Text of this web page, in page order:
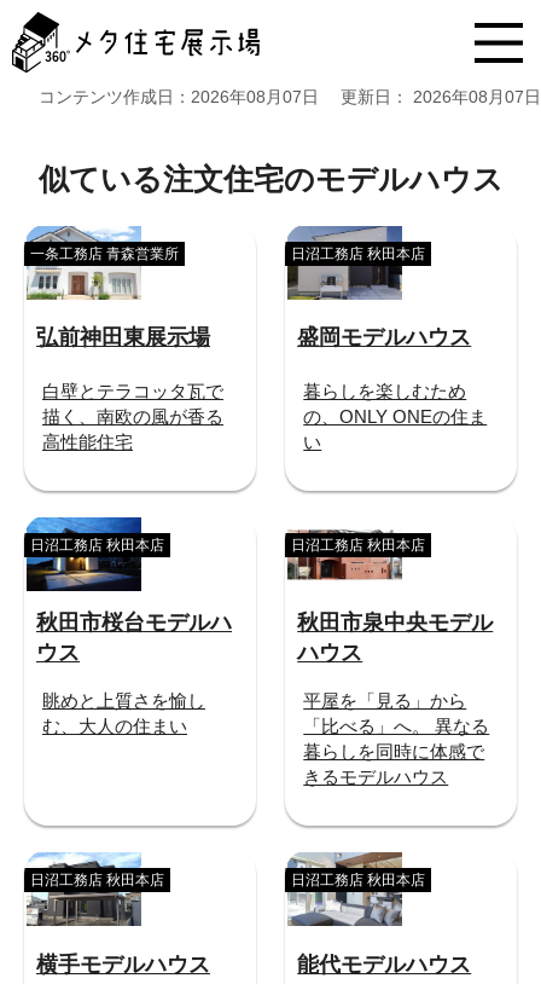
タ
住
コンテンツ作成日： 2026年08月07日 更新日： 2026年08月07日
似ている注文住宅のモデルハウス
弘前神田東展示場
一条工務店 青森営業所
白壁とテラコッタ瓦で
描く、南欧の風が香る
高性能住宅
盛岡モデルハウス
日沼工務店 秋田本店
暮らしを楽しむため
の、ONLY ONEの住ま
い
秋田市桜台モデルハ
ウス
日沼工務店 秋田本店
眺めと上質さを愉し
む、大人の住まい
秋田市泉中央モデル
ハウス
日沼工務店 秋田本店
平屋を「見る」から
「比べる」へ。 異なる
暮らしを同時に体感で
きるモデルハウス
横手モデルハウス
日沼工務店 秋田本店
能代モデルハウス
日沼工務店 秋田本店